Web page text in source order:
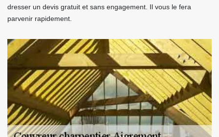
dresser un devis gratuit et sans engagement. Il vous le fera
parvenir rapidement.